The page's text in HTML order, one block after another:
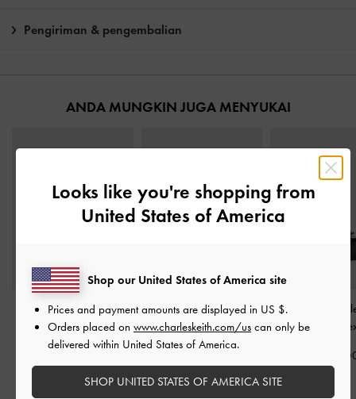
Pengiriman & pengembalian
ANDA MUNGKIN JUGA MENYUKAI
Sandal Heeled Jianna
Suede-Military Green
Sepatu Loafers Mary
Jane Gale Faux Suede-
Beige
Sepatu Flats
Satin- Black
Looks like you're shopping from
United States of America
Shop our United States of America site
Prices and payment amounts are displayed in US $.
Orders placed on www.charleskeith.com/us can only be
delivered within United States of America.
SHOP UNITED STATES OF AMERICA SITE